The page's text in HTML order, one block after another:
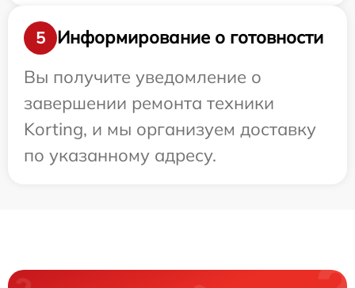
5
Информирование о готовности
Вы получите уведомление о
завершении ремонта техники
Korting, и мы организуем доставку
по указанному адресу.